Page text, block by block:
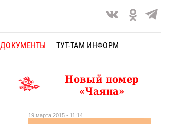
ДОКУМЕНТЫ ТУТ-ТАМ ИНФОРМ
Новый номер
«Чаяна»
19 марта 2015 - 11:14